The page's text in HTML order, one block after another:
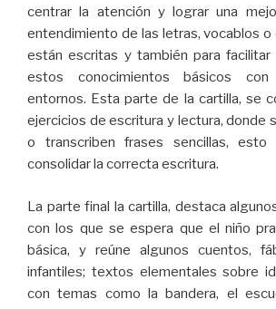
centrar la atención y lograr una
entendimiento de las letras, vocablos
están escritas y también para facilitar
estos conocimientos básicos
entornos. Esta parte de la cartilla, se
ejercicios de escritura y lectura, donde
o transcriben frases sencillas,
consolidar la correcta escritura.
La parte final la cartilla, destaca
con los que se espera que el niño
básica, y reúne algunos cuentos,
infantiles; textos elementales sobre
con temas como la bandera, el